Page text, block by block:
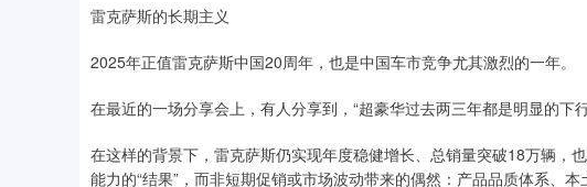
雷克萨斯的长期主义
2025年正值雷克萨斯中国20周年，也是中国车市竞争尤其激烈的一年。
在最近的一场分享会上，有人分享到，“超豪华过去两三年都是明显的
在这样的背景下，雷克萨斯仍实现年度稳健增长、总销量突破18万辆，
能力的“结果”，而非短期促销或市场波动带来的偶然：产品品质体系、